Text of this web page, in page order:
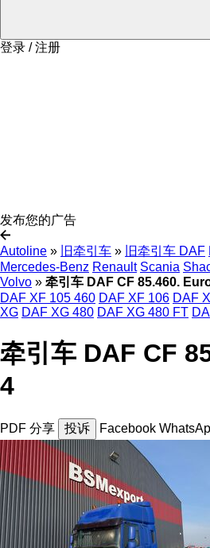
登录 / 注册
发布您的广告
Autoline » 旧牵引车 » 旧牵引车 DAF
Mercedes-Benz Renault Scania
Volvo » 牵引车 DAF CF 85.460.
DAF XF 105 460 DAF XF 106 DAF
XG DAF XG 480 DAF XG 480 FT
牵引车 DAF CF
4
PDF 分享 投诉 Facebook